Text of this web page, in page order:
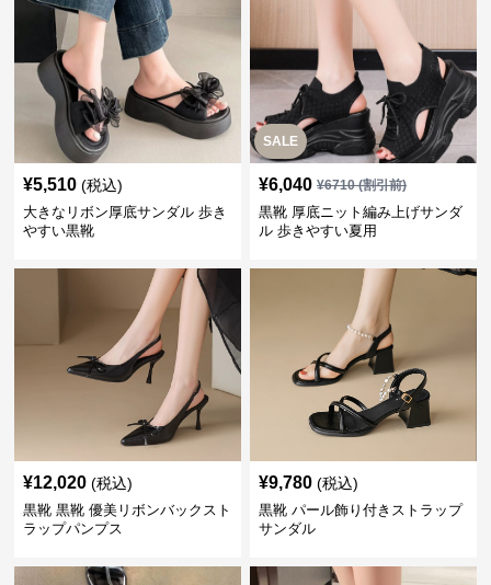
¥5,510 (税込)
大きなリボン厚底サンダル 歩き
やすい黒靴
SALE
¥6,040 ¥6710(割引前)
黒靴 厚底ニット編み上げサンダ
ル 歩きやすい夏用
¥12,020 (税込)
黒靴 黒靴 優美リボンバックスト
ラップパンプス
¥9,780 (税込)
黒靴 パール飾り付きストラップ
サンダル